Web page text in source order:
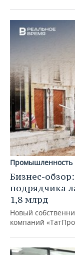
Промышленность
Бизнес-
подрядчика
1,8 млрд
Новый
компаний